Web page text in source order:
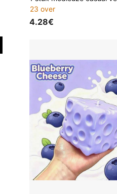
23 over
4.28€